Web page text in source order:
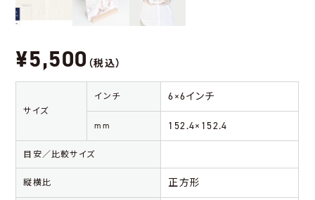
¥5,500 （税込）
サイズ
インチ 6×6インチ
mm 152.4×152.4
目安／比較サイズ
縦横比 正方形